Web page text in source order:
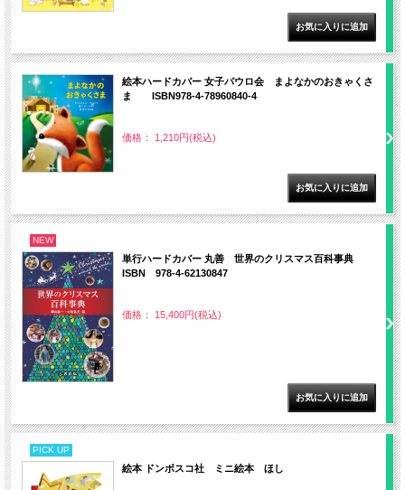
絵本ハードカバー 女子パウロ会 まよなかのおきゃくさ
ま ISBN978-4-78960840-4
価格： 1,210円(税込)
NEW
単行ハードカバー 丸善 世界のクリスマス百科事典
ISBN 978-4-62130847
価格： 15,400円(税込)
PICK UP
絵本 ドンボスコ社 ミニ絵本 ほし